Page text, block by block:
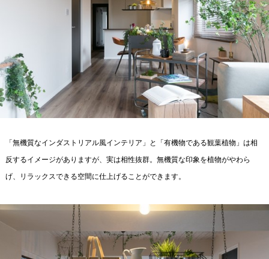
「無機質なインダストリアル風インテリア」と「有機物である観葉植物」は相
反するイメージがありますが、実は相性抜群。無機質な印象を植物がやわら
げ、リラックスできる空間に仕上げることができます。